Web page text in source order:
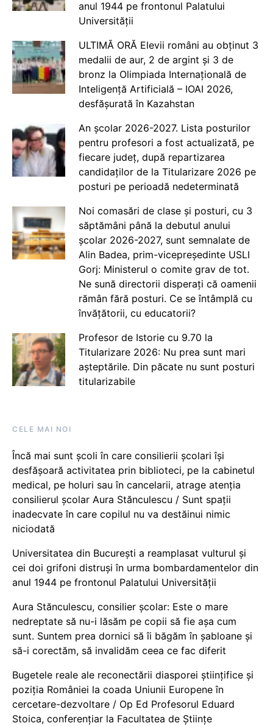
anul 1944 pe frontonul Palatului
Universității
ULTIMĂ ORĂ Elevii români au obținut 3
medalii de aur, 2 de argint și 3 de
bronz la Olimpiada Internațională de
Inteligență Artificială – IOAI 2026,
desfășurată în Kazahstan
An școlar 2026-2027. Lista posturilor
pentru profesori a fost actualizată, pe
fiecare județ, după repartizarea
candidaților de la Titularizare 2026 pe
posturi pe perioadă nedeterminată
Noi comasări de clase și posturi, cu 3
săptămâni până la debutul anului
școlar 2026-2027, sunt semnalate de
Alin Badea, prim-vicepreședinte USLI
Gorj: Ministerul o comite grav de tot.
Ne sună directorii disperați că oamenii
rămân fără posturi. Ce se întâmplă cu
învățătorii, cu educatorii?
Profesor de Istorie cu 9.70 la
Titularizare 2026: Nu prea sunt mari
așteptările. Din păcate nu sunt posturi
titularizabile
CELE MAI NOI
Încă mai sunt școli în care consilierii școlari își
desfășoară activitatea prin biblioteci, pe la cabinetul
medical, pe holuri sau în cancelarii, atrage atenția
consilierul școlar Aura Stănculescu / Sunt spații
inadecvate în care copilul nu va destăinui nimic
niciodată
Universitatea din București a reamplasat vulturul și
cei doi grifoni distruși în urma bombardamentelor din
anul 1944 pe frontonul Palatului Universității
Aura Stănculescu, consilier școlar: Este o mare
nedreptate să nu-i lăsăm pe copii să fie așa cum
sunt. Suntem prea dornici să îi băgăm în șabloane și
să-i corectăm, să invalidăm ceea ce fac diferit
Bugetele reale ale reconectării diasporei științifice și
poziția României la coada Uniunii Europene în
cercetare-dezvoltare / Op Ed Profesorul Eduard
Stoica, conferențiar la Facultatea de Științe